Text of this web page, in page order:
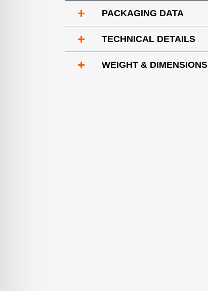
+ PACKAGING DATA
+ TECHNICAL DETAILS
+ WEIGHT & DIMENSIONS